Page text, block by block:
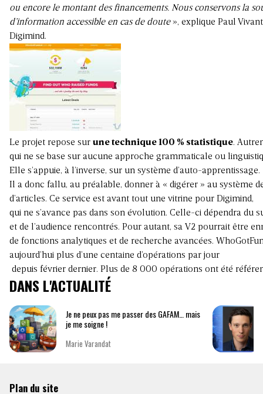
ou encore le montant des financements. Nous conservons la
d’information accessible en cas de doute », explique Paul
Digimind.
Le projet repose sur une technique 100 % statistique.
qui ne se base sur aucune approche grammaticale ou
Elle s’appuie, à l’inverse, sur un système d’auto-apprentissage.
Il a donc fallu, au préalable, donner à « digérer » au système
d’articles. Ce service est avant tout une vitrine pour Digimind,
qui ne s’avance pas dans son évolution. Celle-ci dépendra du
et de l’audience rencontrés. Pour autant, sa V2 pourrait être
de fonctions analytiques et de recherche avancées.
aujourd’hui plus d’une centaine d’opérations par jour
depuis février dernier. Plus de 8 000 opérations ont été
DANS L'ACTUALITÉ
Je ne peux pas me passer des GAFAM… mais
je me soigne !
Marie Varandat
Plan du site